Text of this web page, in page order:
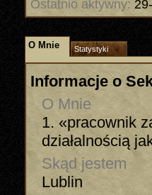
Ostatnio aktywny:
O Mnie Statystyki
Informacje o
O Mnie
1. «pracownik
działalnością
Skąd jestem
Lublin